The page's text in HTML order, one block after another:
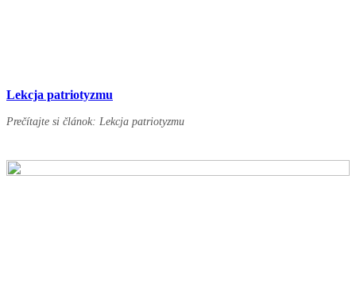
Lekcja patriotyzmu
Prečítajte si článok: Lekcja patriotyzmu